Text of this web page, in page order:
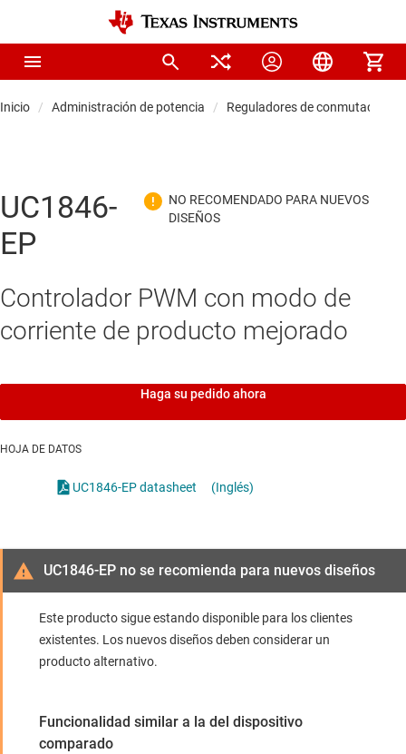
Inicio Administración de potencia Reguladores de conmutación
UC1846-
EP
Controlador PWM con modo de
corriente de producto mejorado
Haga su pedido ahora
HOJA DE DATOS
UC1846-EP datasheet (Inglés)
UC1846-EP no se recomienda para nuevos diseños
Este producto sigue estando disponible para los clientes
existentes. Los nuevos diseños deben considerar un
producto alternativo.
Funcionalidad similar a la del dispositivo
comparado